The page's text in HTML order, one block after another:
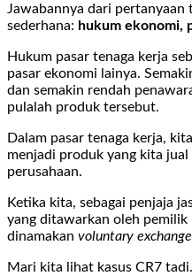
Jawabannya dari pertanyaan
sederhana: hukum ekonomi,
Hukum pasar tenaga kerja
pasar ekonomi lainya.
dan semakin rendah
pulalah produk tersebut.
Dalam pasar tenaga kerja,
menjadi produk yang kita jual
perusahaan.
Ketika kita, sebagai penjaja
yang ditawarkan oleh pemilik
dinamakan voluntary exchange
Mari kita lihat kasus CR7